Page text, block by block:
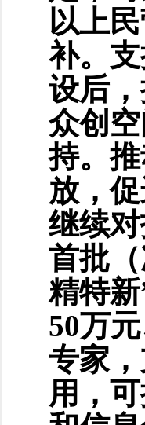
以上
补。
设后
众创
持。
放，
继续
首批
精特
50万
专家
用，